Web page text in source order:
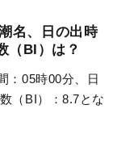
名、日の出時
（BI）は？
：05時00分、日
（BI）：8.7とな